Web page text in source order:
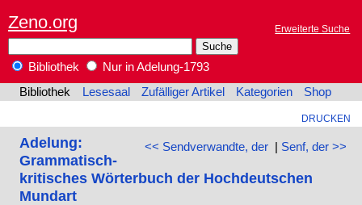
Zeno.org Erweiterte Suche
Bibliothek
Nur in Adelung-1793
Bibliothek
Lesesaal Zufälliger Artikel Kategorien Shop
DRUCKEN
<< Sendverwandte, der| Senf, der >>
Adelung:
Grammatisch-
kritisches Wörterbuch der Hochdeutschen
Mundart